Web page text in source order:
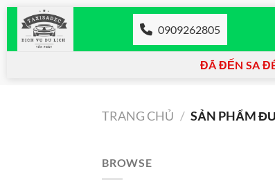
Chuyển
0909262805
ĐÃ ĐẾN SA
TRANG CHỦ / SẢN PHẨM
BROWSE